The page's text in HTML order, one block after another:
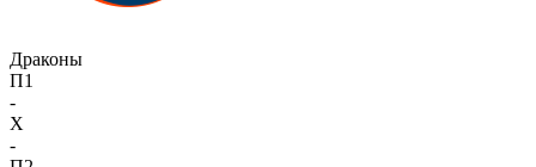
Драконы
П1
-
X
-